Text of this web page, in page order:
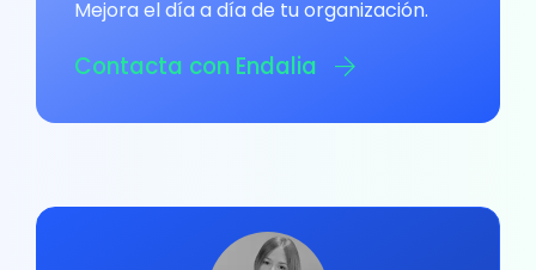
Mejora el día a día de tu organización.
Contacta con Endalia